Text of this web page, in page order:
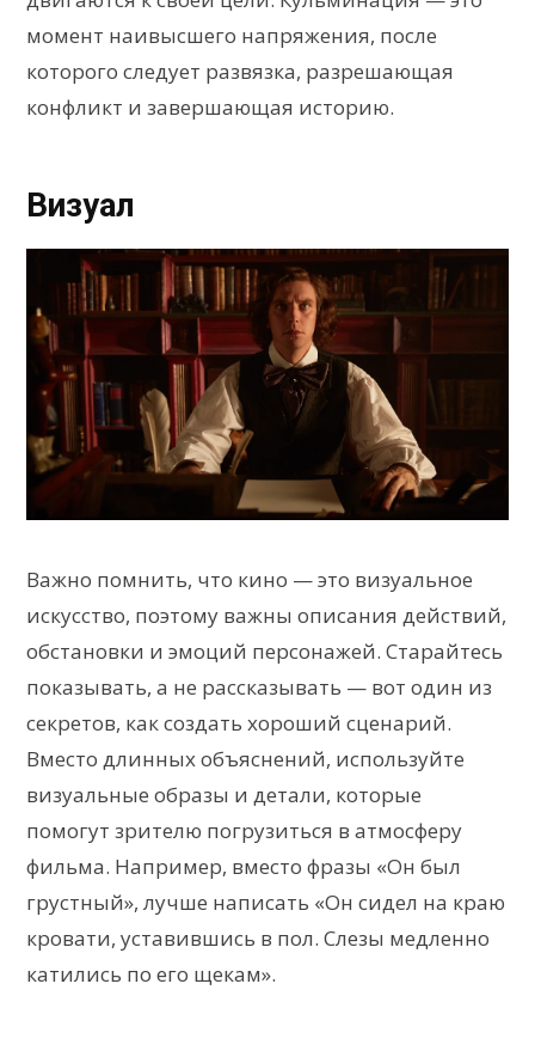
момент наивысшего напряжения, после
которого следует развязка, разрешающая
конфликт и завершающая историю.
Визуал
Важно помнить, что кино — это визуальное
искусство, поэтому важны описания действий,
обстановки и эмоций персонажей. Старайтесь
показывать, а не рассказывать — вот один из
секретов, как создать хороший сценарий.
Вместо длинных объяснений, используйте
визуальные образы и детали, которые
помогут зрителю погрузиться в атмосферу
фильма. Например, вместо фразы «Он был
грустный», лучше написать «Он сидел на краю
кровати, уставившись в пол. Слезы медленно
катились по его щекам».